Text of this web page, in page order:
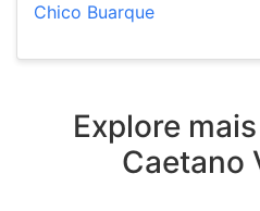
Chico Buarque
Explore
Caetano